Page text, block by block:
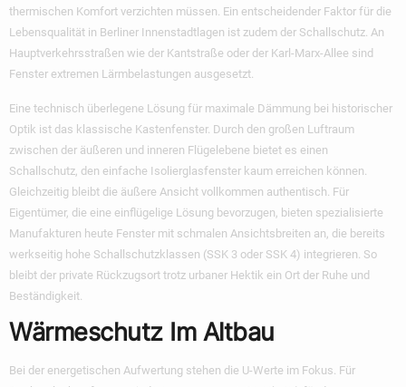
thermischen Komfort verzichten müssen. Ein entscheidender Faktor für die
Lebensqualität in Berliner Innenstadtlagen ist zudem der Schallschutz. An
Hauptverkehrsstraßen wie der Kantstraße oder der Karl-Marx-Allee sind
Fenster extremen Lärmbelastungen ausgesetzt.
Eine technisch überlegene Lösung für maximale Dämmung bei historischer
Optik ist das klassische Kastenfenster. Durch den großen Luftraum
zwischen der äußeren und inneren Flügelebene bietet es einen
Schallschutz, den einfache Isolierglasfenster kaum erreichen können.
Gleichzeitig bleibt die äußere Ansicht vollkommen authentisch. Für
Eigentümer, die eine einflügelige Lösung bevorzugen, bieten spezialisierte
Manufakturen heute Fenster mit schmalen Ansichtsbreiten an, die bereits
werkseitig hohe Schallschutzklassen (SSK 3 oder SSK 4) integrieren. So
bleibt der private Rückzugsort trotz urbaner Hektik ein Ort der Ruhe und
Beständigkeit.
Wärmeschutz Im Altbau
Bei der energetischen Aufwertung stehen die U-Werte im Fokus. Für